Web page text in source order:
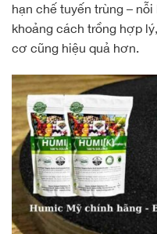
hạn chế tuyến trùng –
khoảng cách trồng hợp
cơ cũng hiệu quả hơn.